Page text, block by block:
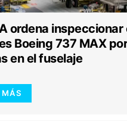
ordena
Boeing 737 MAX
en el fuselaje
MÁS